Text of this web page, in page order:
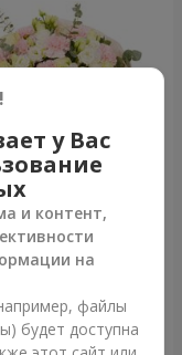
Заказать
у Вас
и контент,
на
файлы
будет доступна